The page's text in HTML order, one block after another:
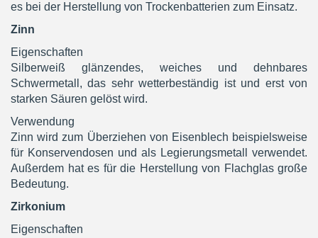
es bei der Herstellung von Trockenbatterien zum Einsatz.
Zinn
Eigenschaften
Silberweiß glänzendes, weiches und dehnbares
Schwermetall, das sehr wetterbeständig ist und erst von
starken Säuren gelöst wird.
Verwendung
Zinn wird zum Überziehen von Eisenblech beispielsweise
für Konservendosen und als Legierungsmetall verwendet.
Außerdem hat es für die Herstellung von Flachglas große
Bedeutung.
Zirkonium
Eigenschaften